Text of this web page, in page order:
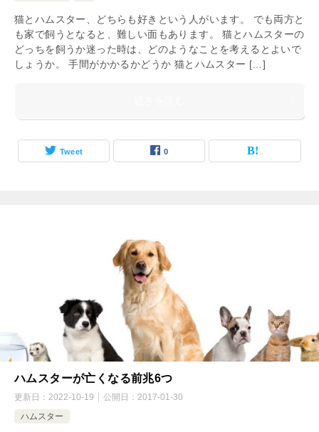
猫とハムスター、どちらも好きという人がいます。 でも両方と
も家で飼うとなると、難しい面もあります。 猫とハムスターの
どっちを飼うか迷った時は、どのようなことを考えるとよいで
しょうか。 手間がかかるかどうか 猫とハムスター […]
Tweet 0
ハムスターが亡くなる前兆6つ
更新日： 2022-10-19 公開日： 2017-01-30
ハムスター